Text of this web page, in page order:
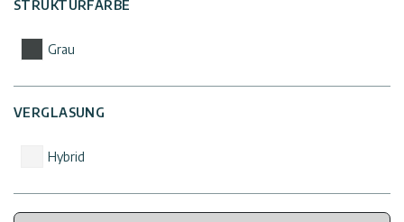
STRUKTURFARBE
Grau
VERGLASUNG
Hybrid